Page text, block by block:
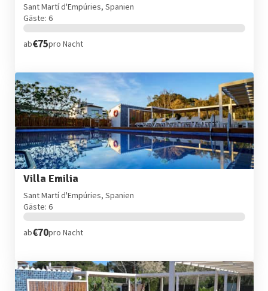
Sant Martí d'Empúries, Spanien
Gäste: 6
ab€75pro Nacht
Villa Emilia
Sant Martí d'Empúries, Spanien
Gäste: 6
ab€70pro Nacht